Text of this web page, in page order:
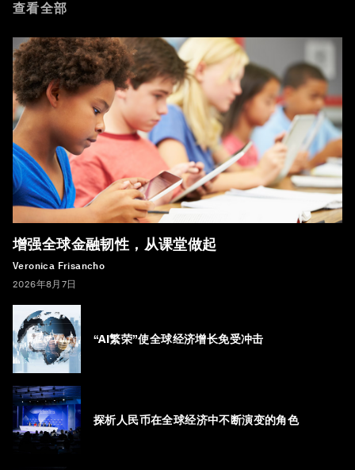
查看全部
增强全球金融韧性，从课堂做起
Veronica Frisancho
2026年8月7日
“AI繁荣”使全球经济增长免受冲击
探析人民币在全球经济中不断演变的角色